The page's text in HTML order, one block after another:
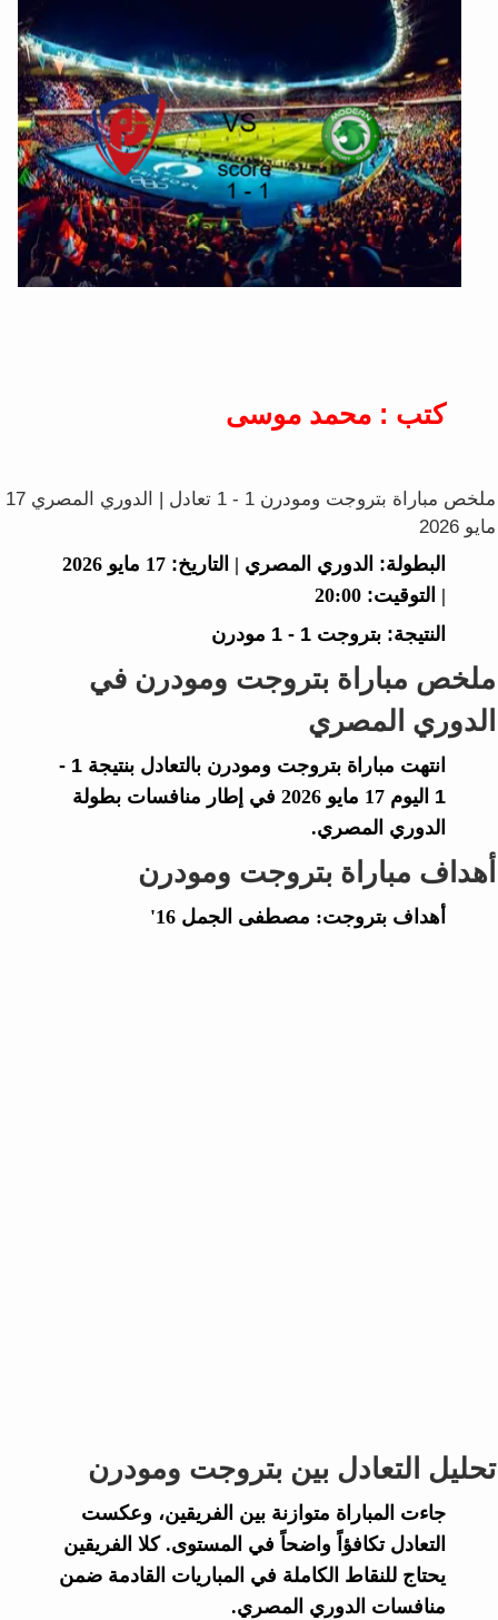
كتب : محمد موسى
ملخص مباراة بتروجت ومودرن 1 - 1 تعادل | الدوري المصري 17
مايو 2026
البطولة: الدوري المصري | التاريخ:
17 مايو 2026
| التوقيت: 20:00
النتيجة: بتروجت1 - 1 مودرن
ملخص مباراة بتروجت ومودرن في
الدوري المصري
انتهت مباراةبتروجت ومودرن بالتعادل بنتيجة
1 -
1
اليوم 17 مايو 2026 في إطار منافسات بطولة
الدوري المصري.
أهداف مباراة بتروجت ومودرن
أهداف بتروجت: مصطفى الجمل 16'
تحليل التعادل بين بتروجت ومودرن
جاءت المباراة متوازنة بين الفريقين، وعكست
التعادل تكافؤاً واضحاً في المستوى. كلا الفريقين
يحتاج للنقاط الكاملة في المباريات القادمة ضمن
منافسات الدوري المصري.